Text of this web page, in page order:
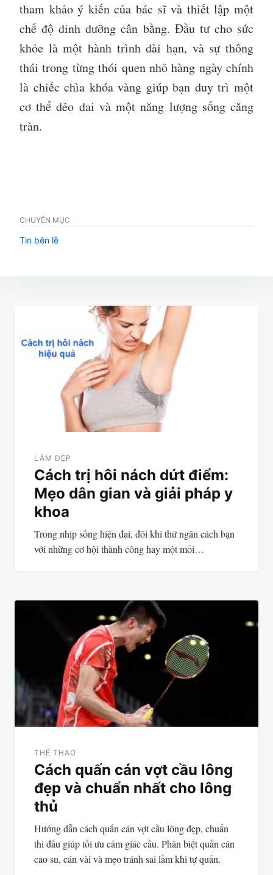
tham khảo ý kiến của bác sĩ và thiết lập một
chế độ dinh dưỡng cân bằng. Đầu tư cho sức
khỏe là một hành trình dài hạn, và sự thông
thái trong từng thói quen nhỏ hàng ngày chính
là chiếc chìa khóa vàng giúp bạn duy trì một
cơ thể dẻo dai và một năng lượng sống căng
tràn.
CHUYÊN MỤC
Tin bên lề
hướng
LÀM ĐẸP
Cách trị hôi nách dứt điểm:
Mẹo dân gian và giải pháp y
khoa
Trong nhịp sống hiện đại, đôi khi thứ ngăn cách bạn
với những cơ hội thành công hay một mối…
THỂ THAO
Cách quấn cán vợt cầu lông
đẹp và chuẩn nhất cho lông
thủ
Hướng dẫn cách quấn cán vợt cầu lông đẹp, chuẩn
thi đấu giúp tối ưu cảm giác cầu. Phân biệt quấn cán
cao su, cán vải và mẹo tránh sai lầm khi tự quấn.